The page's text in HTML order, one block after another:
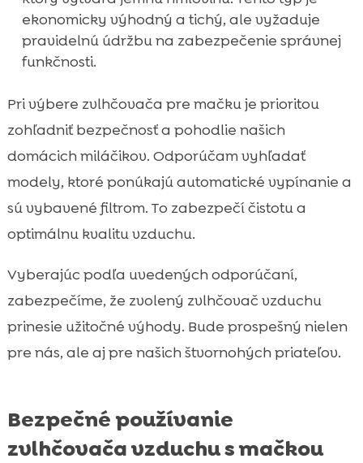
ekonomicky výhodný a tichý, ale vyžaduje
pravidelnú údržbu na zabezpečenie správnej
funkčnosti.
Pri výbere zvlhčovača pre mačku je prioritou
zohľadniť bezpečnosť a pohodlie našich
domácich miláčikov. Odporúčam vyhľadať
modely, ktoré ponúkajú automatické vypínanie a
sú vybavené filtrom. To zabezpečí čistotu a
optimálnu kvalitu vzduchu.
Vyberajúc podľa uvedených odporúčaní,
zabezpečíme, že zvolený zvlhčovač vzduchu
prinesie užitočné výhody. Bude prospešný nielen
pre nás, ale aj pre našich štvornohých priateľov.
Bezpečné používanie
zvlhčovača vzduchu s mačkou